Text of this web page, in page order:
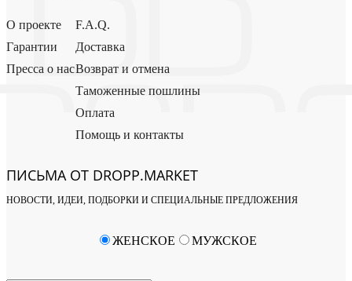
О проекте
Гарантии
Пресса о нас
F.A.Q.
Доставка
Возврат и отмена
Таможенные пошлины
Оплата
Помощь и контакты
ПИСЬМА ОТ DROPP.MARKET
НОВОСТИ, ИДЕИ, ПОДБОРКИ И СПЕЦИАЛЬНЫЕ ПРЕДЛОЖЕНИЯ
ЖЕНСКОЕ МУЖСКОЕ